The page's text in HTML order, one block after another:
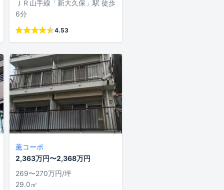
ＪＲ山手線「新大久保」駅 徒歩
6分
4.53
薫コーポ
2,363万円〜2,368万円
269〜270万円/坪
29.0㎡